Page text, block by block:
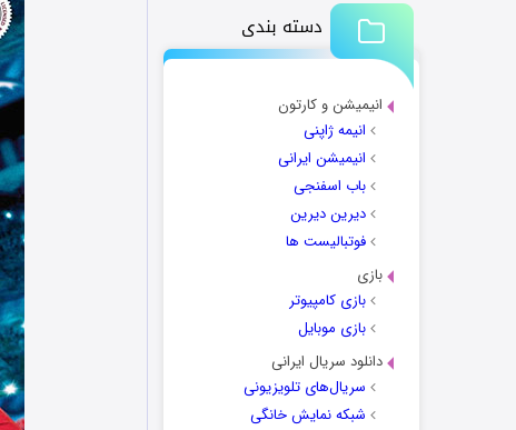
دسته بندی
انیمیشن و کارتون
انیمه ژاپنی
انیمیشن ایرانی
باب اسفنجی
دیرین دیرین
فوتبالیست ها
بازی
بازی کامپیوتر
بازی موبایل
دانلود سریال ایرانی
سریال‌های تلویزیونی
شبکه نمایش خانگی